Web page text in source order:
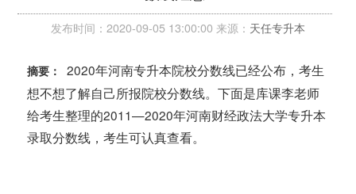
发布时间：2020-09-05 13:00:00 来源： 天任专升本
摘要：
2020年河南专升本院校分数线已经公布，考生
想不想了解自己所报院校分数线。下面是库课李老师
给考生整理的2011—2020年河南财经政法大学专升本
录取分数线，考生可认真查看。